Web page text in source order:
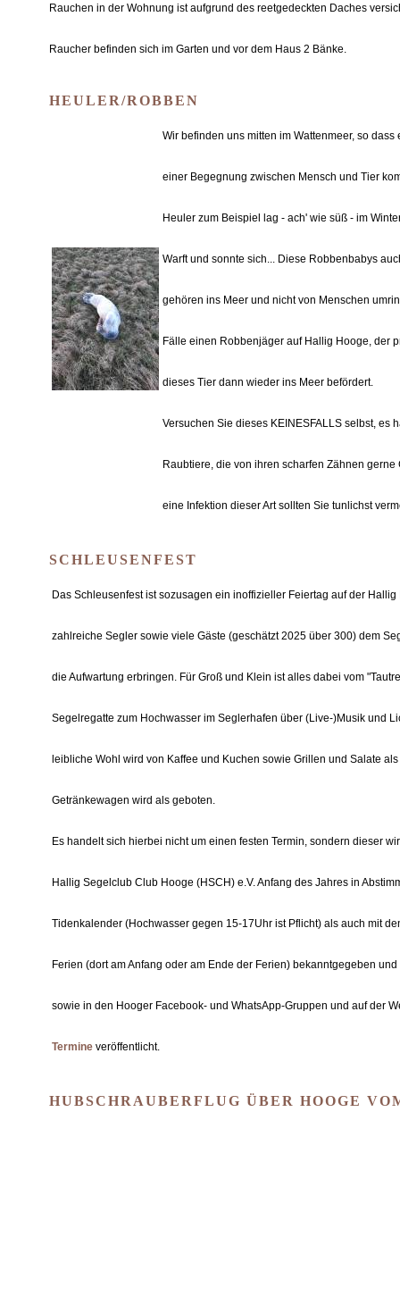
Rauchen in der Wohnung ist aufgrund des reetgedeckten Daches
Raucher befinden sich im Garten und vor dem Haus 2 Bänke.
HEULER/ROBBEN
Wir befinden uns mitten im Wattenmeer, so dass
einer Begegnung zwischen Mensch und Tier
Heuler zum Beispiel lag - ach' wie süß - im
Warft und sonnte sich... Diese Robbenbabys
gehören ins Meer und nicht von Menschen
Fälle einen Robbenjäger auf Hallig Hooge, der
dieses Tier dann wieder ins Meer befördert.
Versuchen Sie dieses KEINESFALLS selbst, es
Raubtiere, die von ihren scharfen Zähnen
eine Infektion dieser Art sollten Sie tunlichst
SCHLEUSENFEST
Das Schleusenfest ist sozusagen ein inoffizieller Feiertag auf der
zahlreiche Segler sowie viele Gäste (geschätzt 2025 über 300) dem
die Aufwartung erbringen. Für Groß und Klein ist alles dabei vom
Segelregatte zum Hochwasser im Seglerhafen über (Live-)Musik und
leibliche Wohl wird von Kaffee und Kuchen sowie Grillen und Salate
Getränkewagen wird als geboten.
Es handelt sich hierbei nicht um einen festen Termin, sondern dieser
Hallig Segelclub Club Hooge (HSCH) e.V. Anfang des Jahres in
Tidenkalender (Hochwasser gegen 15-17Uhr ist Pflicht) als auch mit
Ferien (dort am Anfang oder am Ende der Ferien) bekanntgegeben
sowie in den Hooger Facebook- und WhatsApp-Gruppen und auf der
Termine veröffentlicht.
HUBSCHRAUBERFLUG ÜBER HOOGE